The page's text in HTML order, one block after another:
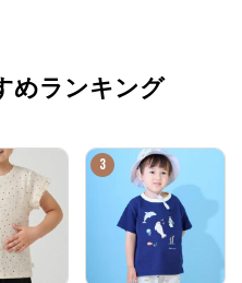
めランキング
3